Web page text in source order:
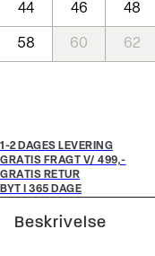
44 46 48
58 60 62
1-2 DAGES LEVERING
GRATIS FRAGT V/ 499,-
GRATIS RETUR
BYT I 365 DAGE
Beskrivelse